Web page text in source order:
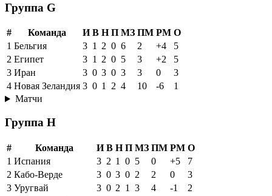
Группа G
# Команда И В Н П МЗ ПМ РМ О
1 Бельгия 3 1 2 0 6 2 +4
5
2 Египет 3 1 2 0 5 3 +2
5
3 Иран 3 0 3 0 3 3 0
3
4 Новая Зеландия 3 0 1 2 4 10 -6
1
Матчи
Группа H
# Команда И В Н П МЗ ПМ РМ О
1 Испания 3 2 1 0 5 0 +5
7
2 Кабо-Верде 3 0 3 0 2 2 0
3
3 Уругвай 3 0 2 1 3 4 -1
2